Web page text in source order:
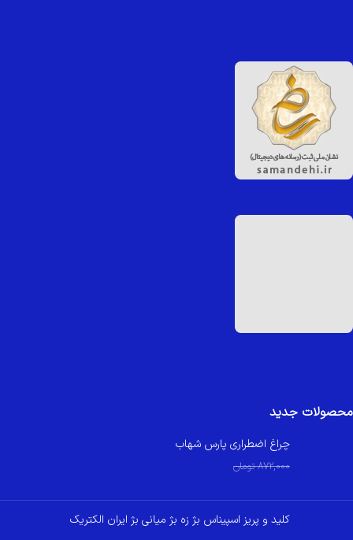
محصولات جدید
چراغ اضطراری پارس شهاب
872,000 تومان
کلید و پریز اسپیناس بژ زه بژ میانی بژ ایران الکتریک